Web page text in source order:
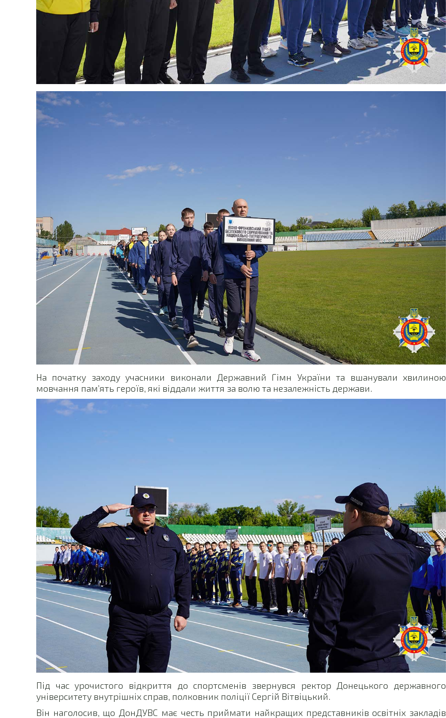
На початку заходу учасники виконали Державний Гімн України та вшанували хвилиною
мовчання пам’ять героїв, які віддали життя за волю та незалежність держави.
Під час урочистого відкриття до спортсменів звернувся ректор Донецького державного
університету внутрішніх справ, полковник поліції Сергій Вітвіцький.
Він наголосив, що ДонДУВС має честь приймати найкращих представників освітніх закладів